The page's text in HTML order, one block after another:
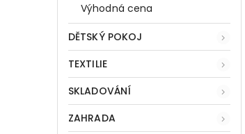
Výhodná cena
DĚTSKÝ POKOJ
TEXTILIE
SKLADOVÁNÍ
ZAHRADA